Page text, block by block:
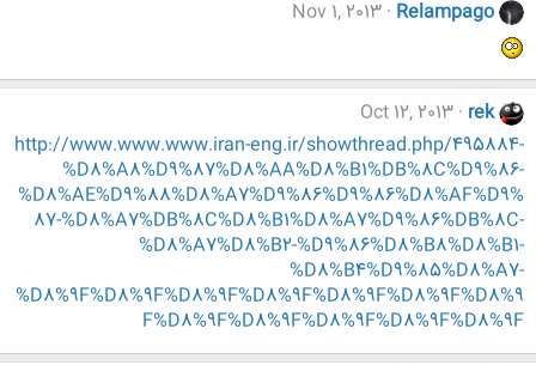
Relampago
Nov 1, 2013
rek
Oct 12, 2013
http://www.www.www.iran-eng.ir/showthread.php/495884-
%D8%A8%D9%87%D8%AA%D8%B1%DB%8C%D9%86-
%D8%AE%D9%88%D8%A7%D9%86%D9%86%D8%AF%D9%
87-%D8%A7%DB%8C%D8%B1%D8%A7%D9%86%DB%8C-
%D8%A7%D8%B2-%D9%86%D8%B8%D8%B1-
%D8%B4%D9%85%D8%A7-
%D8%9F%D8%9F%D8%9F%D8%9F%D8%9F%D8%9F%D8%9
F%D8%9F%D8%9F%D8%9F%D8%9F%D8%9F